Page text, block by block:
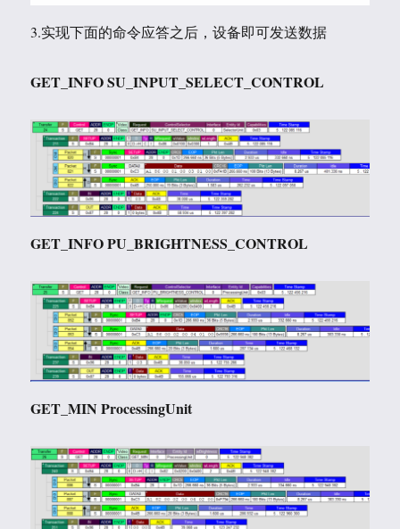
3.实现下面的命令应答之后，设备即可发送数据
GET_INFO SU_INPUT_SELECT_CONTROL
GET_INFO PU_BRIGHTNESS_CONTROL
GET_MIN ProcessingUnit